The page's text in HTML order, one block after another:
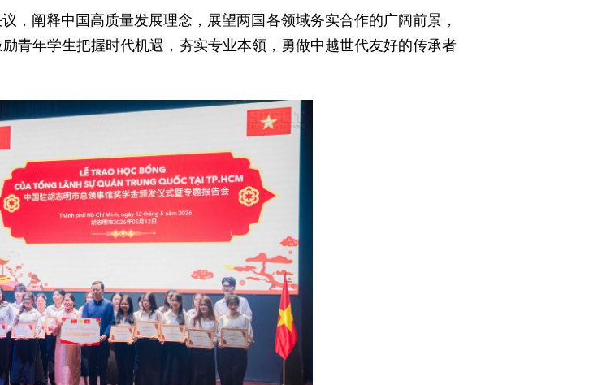
，阐释中国高质量发展理念，展望两国各领域务实合作的广阔前景，
青年学生把握时代机遇，夯实专业本领，勇做中越世代友好的传承者